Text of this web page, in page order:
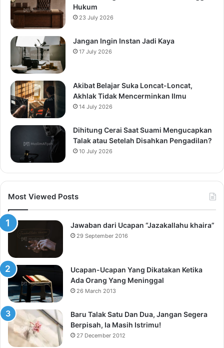
Hukum
23 July 2026
Jangan Ingin Instan Jadi Kaya
17 July 2026
Akibat Belajar Suka Loncat-Loncat,
Akhlak Tidak Mencerminkan Ilmu
14 July 2026
Dihitung Cerai Saat Suami Mengucapkan
Talak atau Setelah Disahkan Pengadilan?
10 July 2026
Most Viewed Posts
Jawaban dari Ucapan “Jazakallahu khaira”
29 September 2016
Ucapan-Ucapan Yang Dikatakan Ketika
Ada Orang Yang Meninggal
26 March 2013
Baru Talak Satu Dan Dua, Jangan Segera
Berpisah, Ia Masih Istrimu!
27 December 2012